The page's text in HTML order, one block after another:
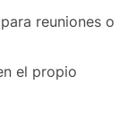
reuniones o
el propio